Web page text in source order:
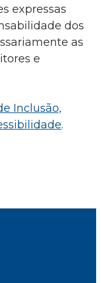
expressas
dos
as
e
Inclusão,
.